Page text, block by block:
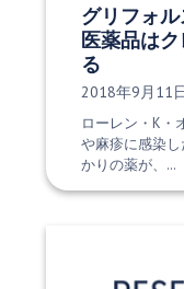
グリフォ
医薬品は
る
発行日:
2018年9月11
ローレン・K・
や麻疹に感染
かりの薬が、…